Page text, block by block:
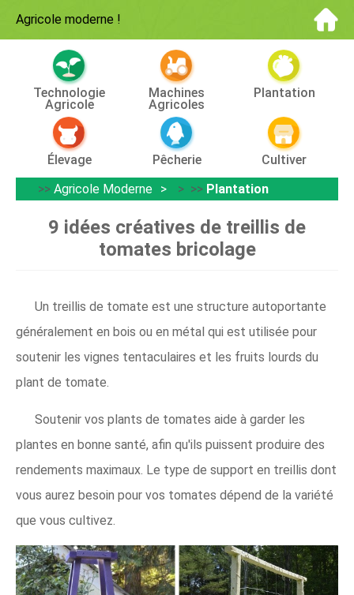
Agricole moderne !
Technologie
Agricole
Machines
Agricoles
Plantation
Élevage Pêcherie
Cultiver
>> Agricole Moderne > >> Plantation
9 idées créatives de treillis de
tomates bricolage
Un treillis de tomate est une structure autoportante
généralement en bois ou en métal qui est utilisée pour
soutenir les vignes tentaculaires et les fruits lourds du
plant de tomate.
Soutenir vos plants de tomates aide à garder les
plantes en bonne santé, afin qu'ils puissent produire des
rendements maximaux. Le type de support en treillis dont
vous aurez besoin pour vos tomates dépend de la variété
que vous cultivez.